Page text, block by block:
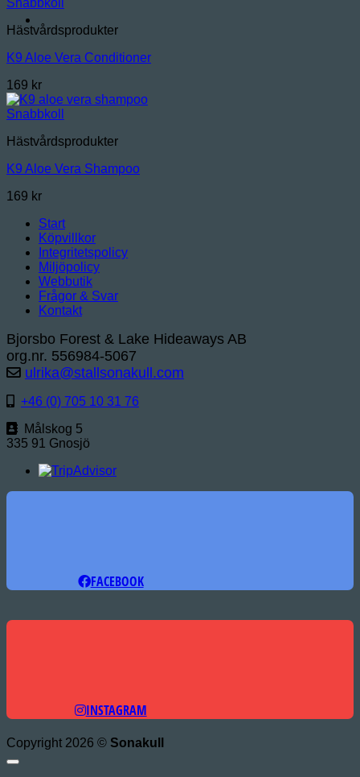
Snabbkoll
Hästvårdsprodukter
K9 Aloe Vera Conditioner
169 kr
Snabbkoll
Hästvårdsprodukter
K9 Aloe Vera Shampoo
169 kr
Start
Köpvillkor
Integritetspolicy
Miljöpolicy
Webbutik
Frågor & Svar
Kontakt
Bjorsbo Forest & Lake Hideaways AB
org.nr. 556984-5067
ulrika@stallsonakull.com
+46 (0) 705 10 31 76
Målskog 5
335 91 Gnosjö
FACEBOOK
INSTAGRAM
Copyright 2026 © Sonakull